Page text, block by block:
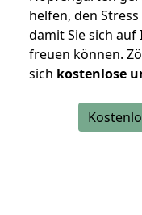
helfen, den
damit Sie sich
freuen können.
sich kostenlose